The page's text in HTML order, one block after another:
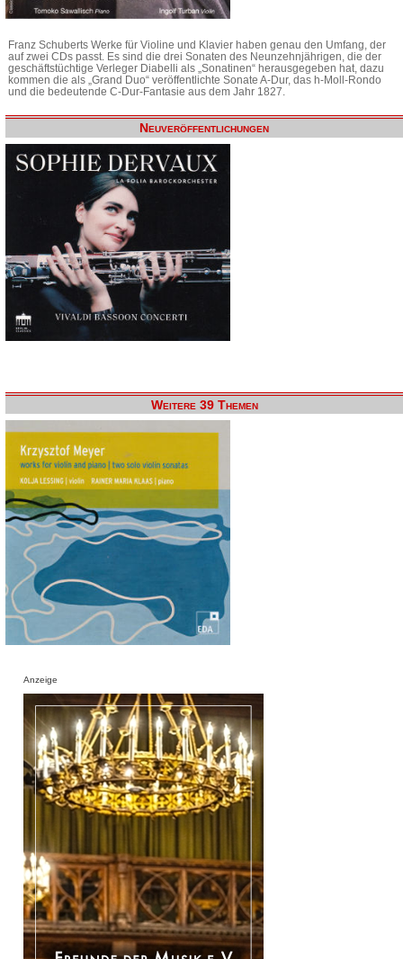
Franz Schuberts Werke für Violine und Klavier haben genau den Umfang, der
auf zwei CDs passt. Es sind die drei Sonaten des Neunzehnjährigen, die der
geschäftstüchtige Verleger Diabelli als „Sonatinen“ herausgegeben hat, dazu
kommen die als „Grand Duo“ veröffentlichte Sonate A-Dur, das h-Moll-Rondo
und die bedeutende C-Dur-Fantasie aus dem Jahr 1827.
Neuveröffentlichungen
Weitere 39 Themen
Anzeige